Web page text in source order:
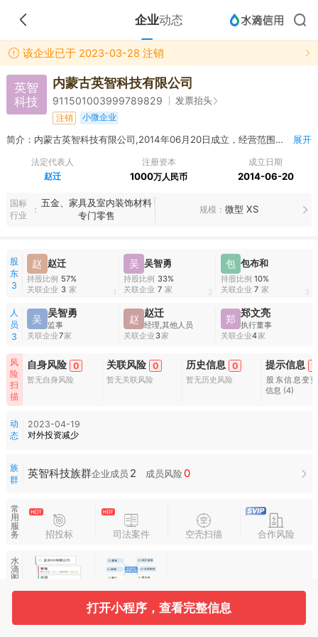
企业动态
该企业已于 2023-03-28 注销
英智
科技
内蒙古英智科技有限公司
911501003999789829 发票抬头
注销 小微企业
简介：内蒙古英智科技有限公司,2014年06月20日成立，经营范围包括许可经营项目：无。 一般经营项目：太阳能产品、农业机械、节水灌溉设备、机械设备（不含汽车）、化工产品（不含有毒、危险、爆炸化学品及原料）的技术研发及销售；技术转让；农作物、林木的种植（以上项目不含种子、种苗） 展开
法定代表人
赵迁
注册资本
1000万人民币
成立日期
2014-06-20
国标
行业
五金、家具及室内装饰材料
专门零售
规模 微型 XS
股
东
3
赵 赵迁
持股比例 57%
关联企业 3 家 1
吴 吴智勇
持股比例 33%
关联企业 7 家 2
包 包布和
持股比例 10%
关联企业 7 家 3
人
员
3
吴 吴智勇
监事
关联企业7家
赵 赵迁
经理,其他人员
关联企业 3家
郑 郑文亮
执行董事
关联企业4家
风
险
扫
描
自身风险 0
暂无自身风险
关联风险 0
暂无关联风险
历史信息 0
暂无历史风险
提示信息
股东信息变
信息 (4)
动
态
2023-04-19
对外投资减少
族
群
英智科技族群企业成员 2 成员风险0
常
用
服
务
招投标 司法案件 空壳扫描 合作风险
水
滴
图
打开小程序，查看完整信息